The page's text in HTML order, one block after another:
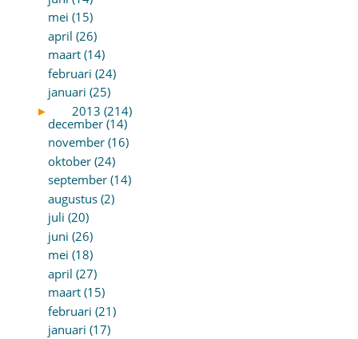
mei (15)
april (26)
maart (14)
februari (24)
januari (25)
►
2013 (214)
december (14)
november (16)
oktober (24)
september (14)
augustus (2)
juli (20)
juni (26)
mei (18)
april (27)
maart (15)
februari (21)
januari (17)